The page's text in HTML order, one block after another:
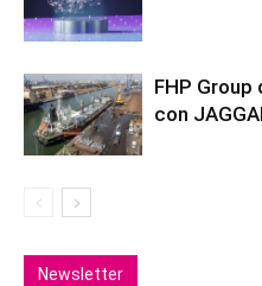
FHP
con
Newsletter